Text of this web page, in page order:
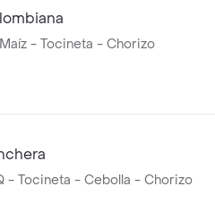
- Tocineta - Chorizo
- Tocineta - Cebolla - Chorizo